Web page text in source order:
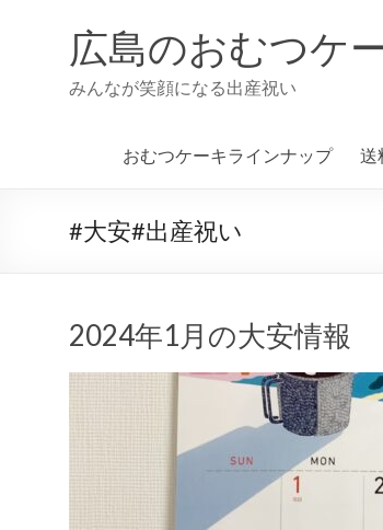
広島のおむつケ
みんなが笑顔になる出産祝い
おむつケーキラインナップ 送
#大安#出産祝い
2024年1月の大安情報